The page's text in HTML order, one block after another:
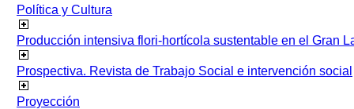
Política y Cultura
Producción intensiva flori-hortícola sustentable en el Gran
Prospectiva. Revista de Trabajo Social e intervención social
Proyección